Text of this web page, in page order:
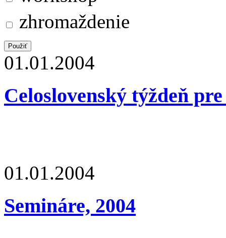
zhromaždenie
01.01.2004
Celoslovenský týždeň
01.01.2004
Semináre, 2004